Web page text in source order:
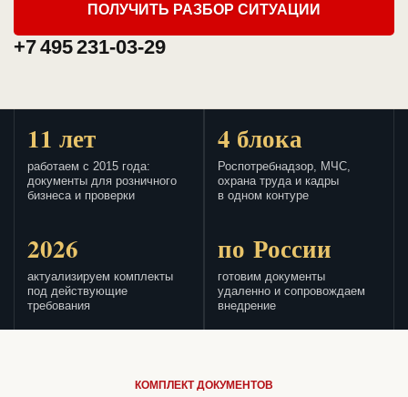
ПОЛУЧИТЬ РАЗБОР СИТУАЦИИ
+7 495 231-03-29
11 лет
работаем с 2015 года:
документы для розничного
бизнеса и проверки
4 блока
Роспотребнадзор, МЧС,
охрана труда и кадры
в одном контуре
2026
актуализируем комплекты
под действующие
требования
по России
готовим документы
удаленно и сопровождаем
внедрение
КОМПЛЕКТ ДОКУМЕНТОВ